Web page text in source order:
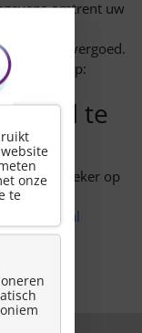
omtrent uw
worden vergoed.
vinden op:
EXTRA
deel te
onderzoeker op
onze
te